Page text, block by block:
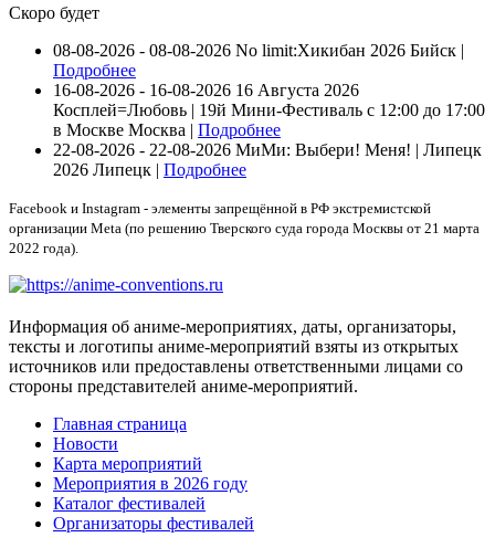
Скоро будет
08-08-2026 - 08-08-2026 No limit:Хикибан 2026 Бийск |
Подробнее
16-08-2026 - 16-08-2026 16 Августа 2026
Косплей=Любовь | 19й Мини-Фестиваль с 12:00 до 17:00
в Москве Москва | Подробнее
22-08-2026 - 22-08-2026 МиМи: Выбери! Меня! | Липецк
2026 Липецк | Подробнее
Facebook и Instagram - элементы запрещённой в РФ экстремистской
организации Meta (по решению Тверского суда города Москвы от 21 марта
2022 года).
Информация об аниме-мероприятиях, даты, организаторы,
тексты и логотипы аниме-мероприятий взяты из открытых
источников или предоставлены ответственными лицами со
стороны представителей аниме-мероприятий.
Главная страница
Новости
Карта мероприятий
Мероприятия в 2026 году
Каталог фестивалей
Организаторы фестивалей